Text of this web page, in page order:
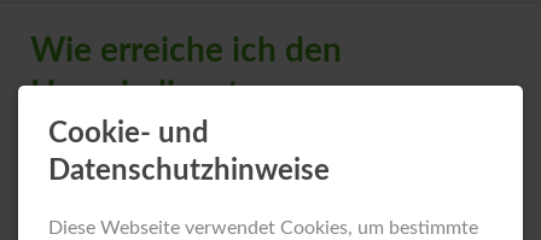
Wie erreiche ich den
Havariedienst
Sollte außerhalb unserer Sprechzeiten ein Notfall (z.B.
Wasserrohrbruch, Totalausfall der Elektrik) eintreten, können Sie
unter 0700/96228767 (0700/WOBAUSOS) in Verbindung
Cookie- und
Datenschutzhinweise
Diese Webseite verwendet Cookies, um bestimmte